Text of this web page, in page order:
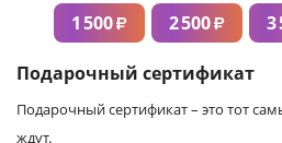
1 500₽ 2 500₽ 3
Подарочный сертификат
Подарочный сертификат – это тот
ждут.